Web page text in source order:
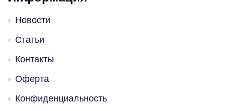
Новости
Статьи
Контакты
Оферта
Конфиденциальность